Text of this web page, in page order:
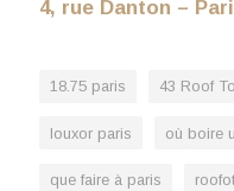
4, rue Danton –
18.75 paris 43 Roof
louxor paris où boire
que faire à paris